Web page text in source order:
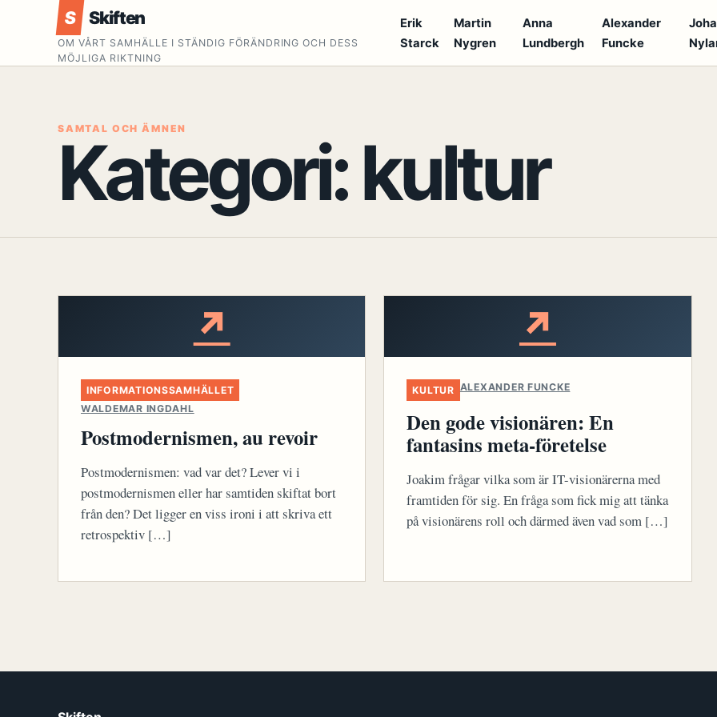
S Skiften
OM VÅRT SAMHÄLLE I STÄNDIG FÖRÄNDRING OCH DESS
MÖJLIGA RIKTNING
Erik
Starck
Martin
Nygren
Anna
Lundbergh
Alexander
Funcke
SAMTAL OCH ÄMNEN
Kategori:kultur
↗
INFORMATIONSSAMHÄLLET
WALDEMAR INGDAHL
Postmodernismen, au revoir
Postmodernismen: vad var det? Lever vi i
postmodernismen eller har samtiden skiftat bort
från den? Det ligger en viss ironi i att skriva ett
retrospektiv […]
↗
KULTUR ALEXANDER FUNCKE
Den gode visionären: En
fantasins meta-företelse
Joakim frågar vilka som är IT-visionärerna med
framtiden för sig. En fråga som fick mig att tänka
på visionärens roll och därmed även vad som […]